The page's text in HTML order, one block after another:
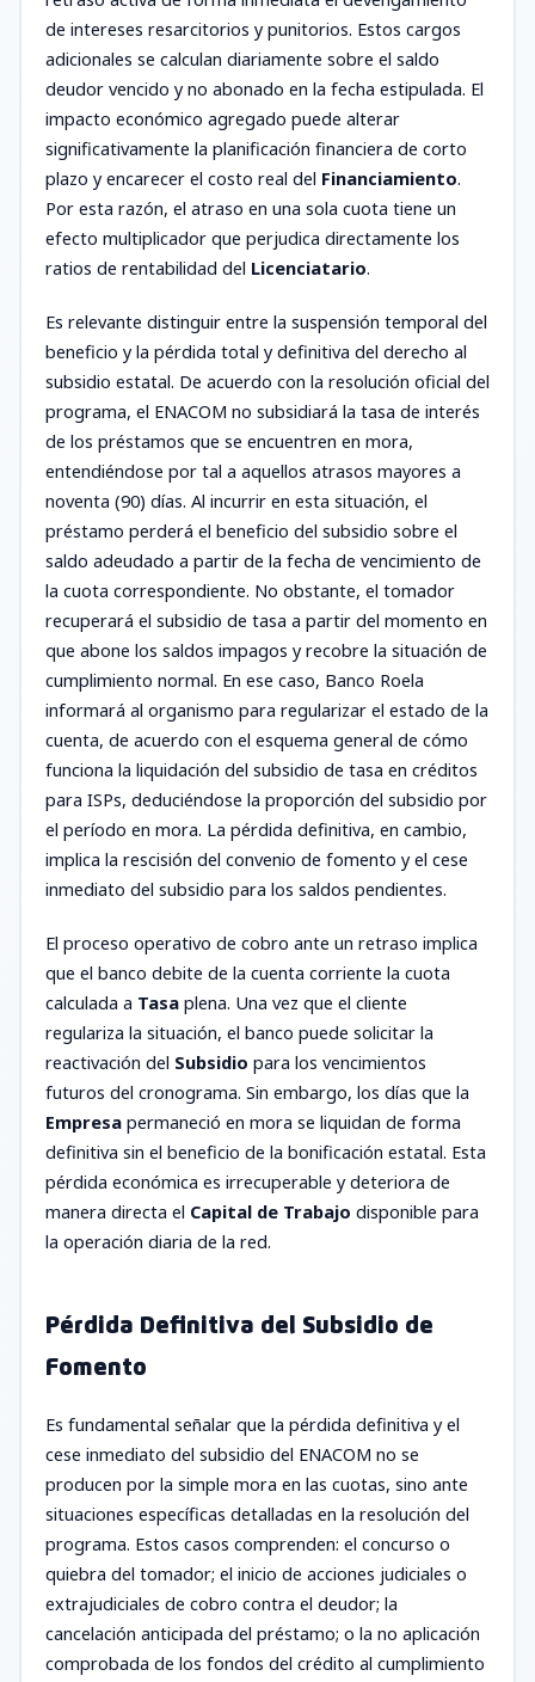
de intereses resarcitorios y punitorios. Estos cargos
adicionales se calculan diariamente sobre el saldo
deudor vencido y no abonado en la fecha estipulada. El
impacto económico agregado puede alterar
significativamente la planificación financiera de corto
plazo y encarecer el costo real del Financiamiento.
Por esta razón, el atraso en una sola cuota tiene un
efecto multiplicador que perjudica directamente los
ratios de rentabilidad del Licenciatario.
Es relevante distinguir entre la suspensión temporal del
beneficio y la pérdida total y definitiva del derecho al
subsidio estatal. De acuerdo con la resolución oficial del
programa, el ENACOM no subsidiará la tasa de interés
de los préstamos que se encuentren en mora,
entendiéndose por tal a aquellos atrasos mayores a
noventa (90) días. Al incurrir en esta situación, el
préstamo perderá el beneficio del subsidio sobre el
saldo adeudado a partir de la fecha de vencimiento de
la cuota correspondiente. No obstante, el tomador
recuperará el subsidio de tasa a partir del momento en
que abone los saldos impagos y recobre la situación de
cumplimiento normal. En ese caso, Banco Roela
informará al organismo para regularizar el estado de la
cuenta, de acuerdo con el esquema general de cómo
funciona la liquidación del subsidio de tasa en créditos
para ISPs, deduciéndose la proporción del subsidio por
el período en mora. La pérdida definitiva, en cambio,
implica la rescisión del convenio de fomento y el cese
inmediato del subsidio para los saldos pendientes.
El proceso operativo de cobro ante un retraso implica
que el banco debite de la cuenta corriente la cuota
calculada a Tasa plena. Una vez que el cliente
regulariza la situación, el banco puede solicitar la
reactivación del Subsidio para los vencimientos
futuros del cronograma. Sin embargo, los días que la
Empresa permaneció en mora se liquidan de forma
definitiva sin el beneficio de la bonificación estatal. Esta
pérdida económica es irrecuperable y deteriora de
manera directa el Capital de Trabajo disponible para
la operación diaria de la red.
Pérdida Definitiva del Subsidio de
Fomento
Es fundamental señalar que la pérdida definitiva y el
cese inmediato del subsidio del ENACOM no se
producen por la simple mora en las cuotas, sino ante
situaciones específicas detalladas en la resolución del
programa. Estos casos comprenden: el concurso o
quiebra del tomador; el inicio de acciones judiciales o
extrajudiciales de cobro contra el deudor; la
cancelación anticipada del préstamo; o la no aplicación
comprobada de los fondos del crédito al cumplimiento